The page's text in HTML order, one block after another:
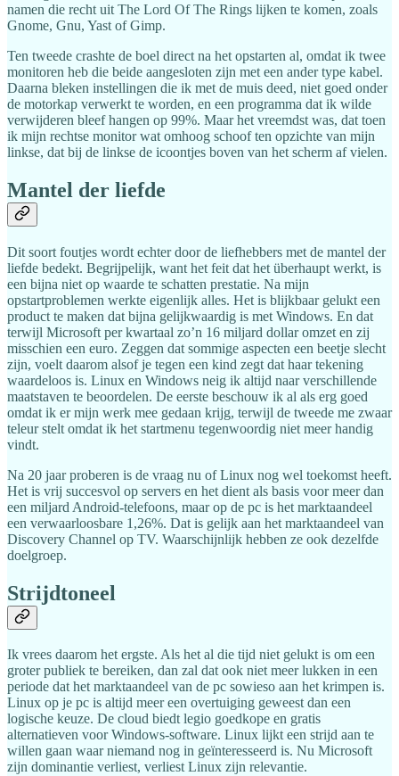
namen die recht uit The Lord Of The Rings lijken te komen, zoals
Gnome, Gnu, Yast of Gimp.
Ten tweede crashte de boel direct na het opstarten al, omdat ik twee
monitoren heb die beide aangesloten zijn met een ander type kabel.
Daarna bleken instellingen die ik met de muis deed, niet goed onder
de motorkap verwerkt te worden, en een programma dat ik wilde
verwijderen bleef hangen op 99%. Maar het vreemdst was, dat toen
ik mijn rechtse monitor wat omhoog schoof ten opzichte van mijn
linkse, dat bij de linkse de icoontjes boven van het scherm af vielen.
Mantel der liefde
Dit soort foutjes wordt echter door de liefhebbers met de mantel der
liefde bedekt. Begrijpelijk, want het feit dat het überhaupt werkt, is
een bijna niet op waarde te schatten prestatie. Na mijn
opstartproblemen werkte eigenlijk alles. Het is blijkbaar gelukt een
product te maken dat bijna gelijkwaardig is met Windows. En dat
terwijl Microsoft per kwartaal zo’n 16 miljard dollar omzet en zij
misschien een euro. Zeggen dat sommige aspecten een beetje slecht
zijn, voelt daarom alsof je tegen een kind zegt dat haar tekening
waardeloos is. Linux en Windows neig ik altijd naar verschillende
maatstaven te beoordelen. De eerste beschouw ik al als erg goed
omdat ik er mijn werk mee gedaan krijg, terwijl de tweede me zwaar
teleur stelt omdat ik het startmenu tegenwoordig niet meer handig
vindt.
Na 20 jaar proberen is de vraag nu of Linux nog wel toekomst heeft.
Het is vrij succesvol op servers en het dient als basis voor meer dan
een miljard Android-telefoons, maar op de pc is het marktaandeel
een verwaarloosbare 1,26%. Dat is gelijk aan het marktaandeel van
Discovery Channel op TV. Waarschijnlijk hebben ze ook dezelfde
doelgroep.
Strijdtoneel
Ik vrees daarom het ergste. Als het al die tijd niet gelukt is om een
groter publiek te bereiken, dan zal dat ook niet meer lukken in een
periode dat het marktaandeel van de pc sowieso aan het krimpen is.
Linux op je pc is altijd meer een overtuiging geweest dan een
logische keuze. De cloud biedt legio goedkope en gratis
alternatieven voor Windows-software. Linux lijkt een strijd aan te
willen gaan waar niemand nog in geïnteresseerd is. Nu Microsoft
zijn dominantie verliest, verliest Linux zijn relevantie.